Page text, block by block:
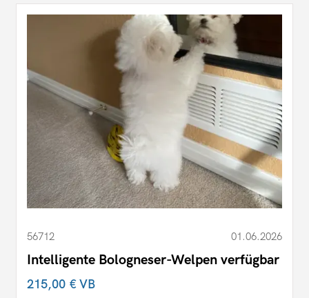
56712 01.06.2026
Intelligente Bologneser-Welpen verfügbar
215,00 €VB